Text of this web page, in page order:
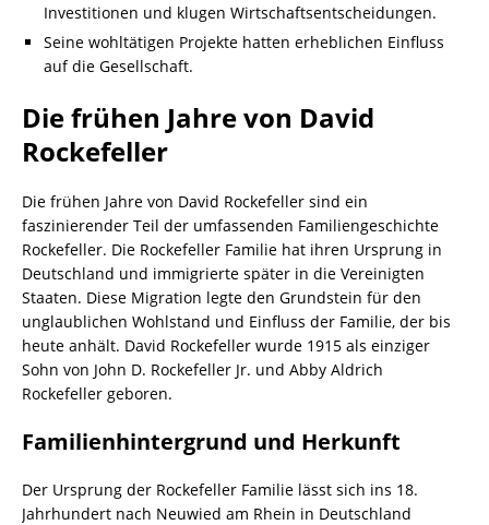
Investitionen und klugen Wirtschaftsentscheidungen.
Seine wohltätigen Projekte hatten erheblichen Einfluss
auf die Gesellschaft.
Die frühen Jahre von David
Rockefeller
Die frühen Jahre von David Rockefeller sind ein
faszinierender Teil der umfassenden Familiengeschichte
Rockefeller. Die Rockefeller Familie hat ihren Ursprung in
Deutschland und immigrierte später in die Vereinigten
Staaten. Diese Migration legte den Grundstein für den
unglaublichen Wohlstand und Einfluss der Familie, der bis
heute anhält. David Rockefeller wurde 1915 als einziger
Sohn von John D. Rockefeller Jr. und Abby Aldrich
Rockefeller geboren.
Familienhintergrund und Herkunft
Der Ursprung der Rockefeller Familie lässt sich ins 18.
Jahrhundert nach Neuwied am Rhein in Deutschland